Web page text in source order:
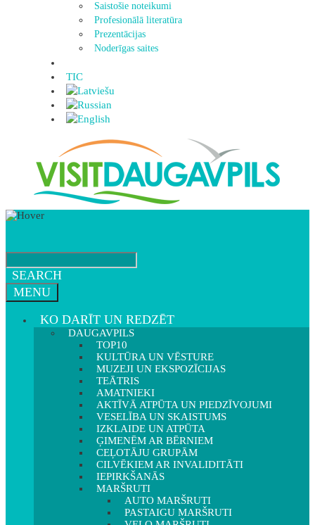
Saistošie noteikumi
Profesionālā literatūra
Prezentācijas
Noderīgas saites
TIC
SEARCH
MENU
KO DARĪT UN REDZĒT
DAUGAVPILS
TOP10
KULTŪRA UN VĒSTURE
MUZEJI UN EKSPOZĪCIJAS
TEĀTRIS
AMATNIEKI
AKTĪVĀ ATPŪTA UN PIEDZĪVOJUMI
VESELĪBA UN SKAISTUMS
IZKLAIDE UN ATPŪTA
ĢIMENĒM AR BĒRNIEM
CEĻOTĀJU GRUPĀM
CILVĒKIEM AR INVALIDITĀTI
IEPIRKŠANĀS
MARŠRUTI
AUTO MARŠRUTI
PASTAIGU MARŠRUTI